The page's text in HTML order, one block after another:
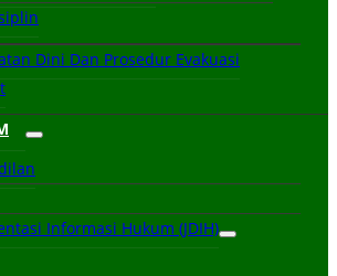
Dini Dan Prosedur Evakuasi
Informasi Hukum (JDIH)